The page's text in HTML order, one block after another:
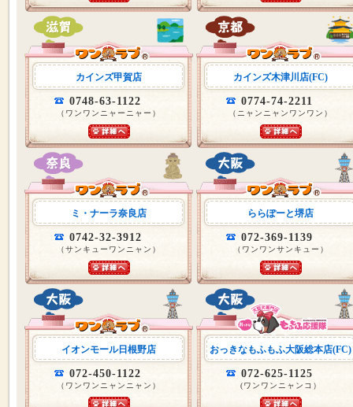
カインズ甲賀店
0748-63-1122
（ワンワンニャーニャー）
カインズ木津川店(FC)
0774-74-2211
（ニャンニャンワンワン）
ミ・ナーラ奈良店
0742-32-3912
（サンキューワンニャン）
ららぽーと堺店
072-369-1139
（ワンワンサンキュー）
イオンモール日根野店
072-450-1122
（ワンワンニャンニャン）
おっきなもふもふ大阪総本店(FC)
072-625-1125
(ワンワンニャンコ）